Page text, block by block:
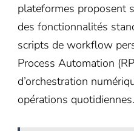
plateformes proposent
des fonctionnalités
scripts de workflow
Process Automation
d’orchestration
opérations quotidiennes.